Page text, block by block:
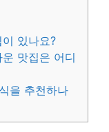
있나요?
맛집은 어디
을 추천하나